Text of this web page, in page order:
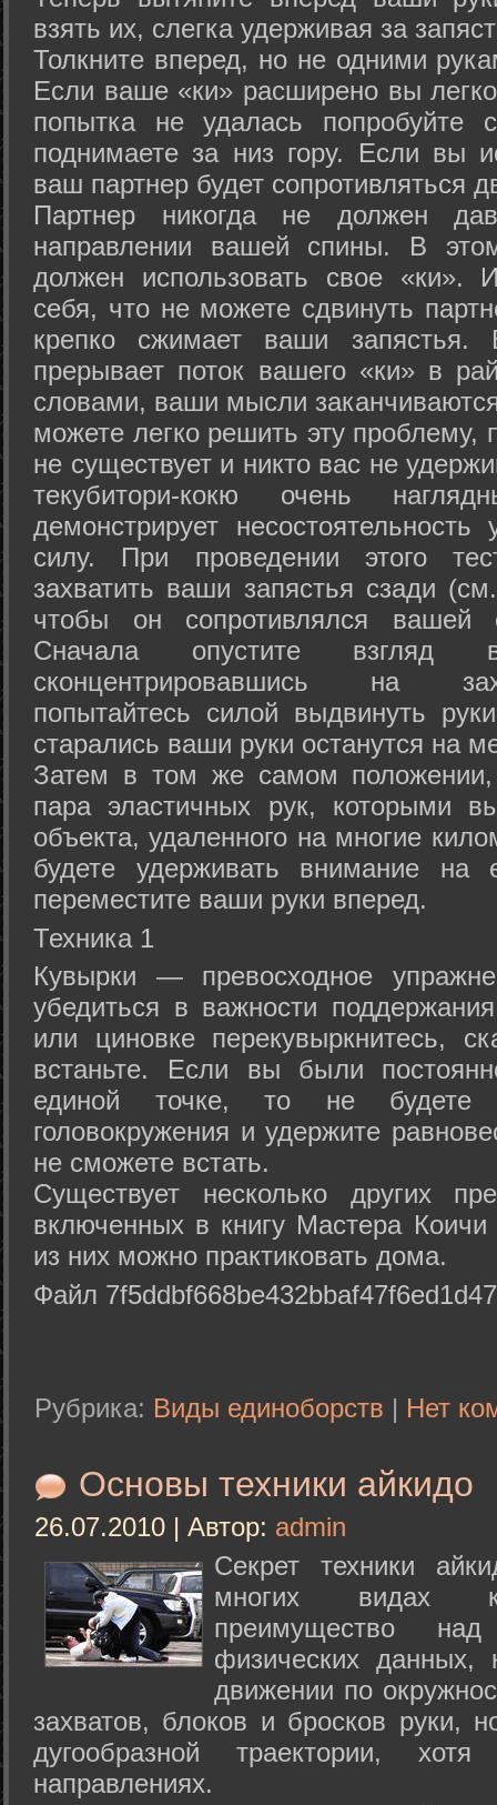
взять их, слегка удерживая за
Толкните вперед, но не одними
Если ваше «ки» расширено вы
попытка не удалась попробуйте
поднимаете за низ гору. Если вы
ваш партнер будет сопротивляться
Партнер никогда не должен
направлении вашей спины. В
должен использовать свое «ки».
себя, что не можете сдвинуть
крепко сжимает ваши запястья.
прерывает поток вашего «ки» в
словами, ваши мысли
можете легко решить эту проблему,
не существует и никто вас не
текубитори-кокю очень
демонстрирует
силу. При проведении этого
захватить ваши запястья сзади
чтобы он сопротивлялся вашей
Сначала опустите
сконцентрировавшись на
попытайтесь силой выдвинуть
старались ваши руки останутся на
Затем в том же самом положении,
пара эластичных рук, которыми
объекта, удаленного на многие
будете удерживать внимание на
переместите ваши руки вперед.
Техника 1
Кувырки — превосходное
убедиться в важности
или циновке перекувыркнитесь,
встаньте. Если вы были
единой точке, то не будете
головокружения и удержите
не сможете встать.
Существует несколько других
включенных в книгу Мастера
из них можно практиковать дома.
Файл
Рубрика: Виды единоборств | Нет
Основы техники айкидо
26.07.2010 | Автор: admin
Секрет техники
многих видах
преимущество
физических данных,
движении по
захватов, блоков и бросков руки,
дугообразной траектории,
направлениях.